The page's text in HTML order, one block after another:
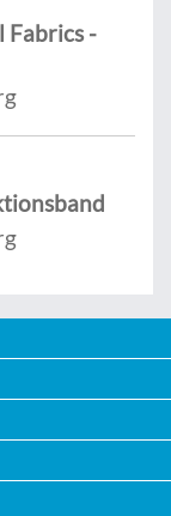
Fabrics -